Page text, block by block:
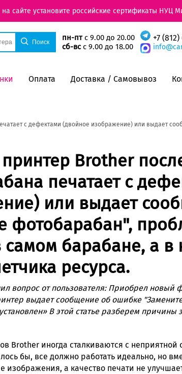
сайте установите российские сертификаты НУЦ
пн-птс 9.00 до 20.00
сб-всс 9.00 до 18.00
+7
Оплата Доставка / Самовывоз
с дефектами (двойное изображение) или выдает
Brother
печатает с
или выдает
фотобарабан",
самом барабане, а в
ресурса.
вопрос от пользователя:Приобрел новый
выдает сообщение об ошибке
В этой статье разберем причины
Brother иногда сталкиваются с неприятной
бы, все должно работать идеально, но
изображения, а качество печати не